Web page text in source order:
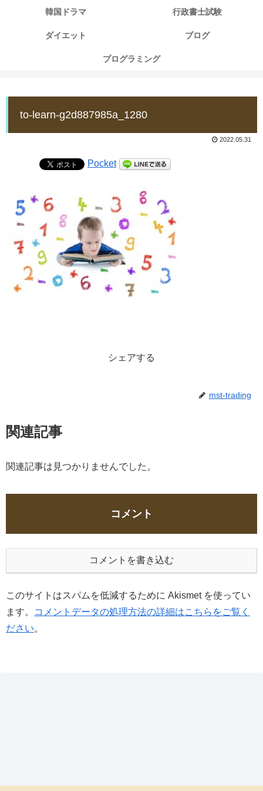
韓国ドラマ 行政書士試験
ダイエット ブログ
プログラミング
to-learn-g2d887985a_1280
2022.05.31
Pocket
シェアする
mst-trading
関連記事
関連記事は見つかりませんでした。
コメント
コメントを書き込む
このサイトはスパムを低減するために Akismet を使ってい
ます。
コメントデータの処理方法の詳細はこちらをご覧く
ださい。